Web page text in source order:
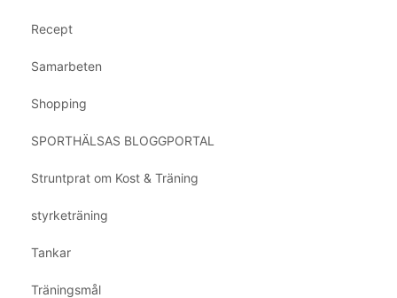
Recept
Samarbeten
Shopping
SPORTHÄLSAS BLOGGPORTAL
Struntprat om Kost & Träning
styrketräning
Tankar
Träningsmål